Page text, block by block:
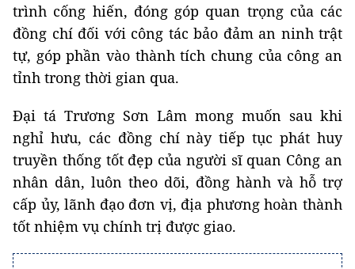
trình cống hiến, đóng góp quan trọng của các
đồng chí đối với công tác bảo đảm an ninh trật
tự, góp phần vào thành tích chung của công an
tỉnh trong thời gian qua.
Đại tá Trương Sơn Lâm mong muốn sau khi
nghỉ hưu, các đồng chí này tiếp tục phát huy
truyền thống tốt đẹp của người sĩ quan Công an
nhân dân, luôn theo dõi, đồng hành và hỗ trợ
cấp ủy, lãnh đạo đơn vị, địa phương hoàn thành
tốt nhiệm vụ chính trị được giao.